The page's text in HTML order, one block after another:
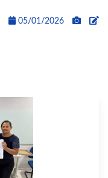
05/01/2026